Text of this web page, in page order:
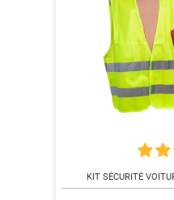
KIT SÉCURITÉ